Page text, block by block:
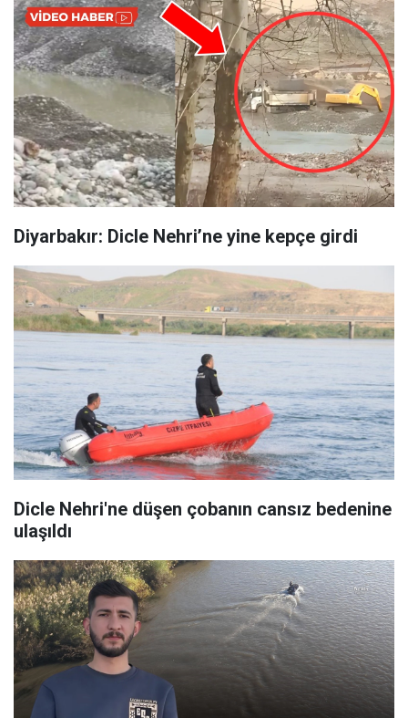
Diyarbakır: Dicle Nehri’ne yine kepçe girdi
Dicle Nehri'ne düşen çobanın cansız bedenine
ulaşıldı